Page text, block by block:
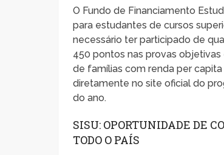
O Fundo de Financiamento
para estudantes de cursos
necessário ter participado de
450 pontos nas provas
de famílias com renda per
diretamente no site oficial do
do ano.
SISU: OPORTUNIDADE DE
TODO O PAÍS